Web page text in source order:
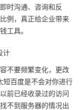
时沟通、咨询和反
例，真正给企业带来
工具。
不要频繁变化，更改
短百度是不会对你进行
前已经收录过的访问
不到服务器的情况出